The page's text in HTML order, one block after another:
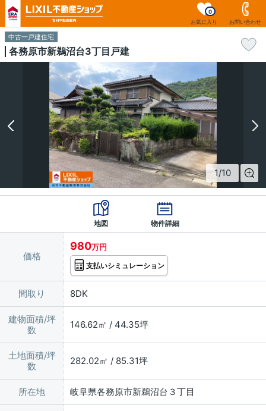
お気に入り
0
お問い合わせ
中古一戸建住宅
各務原市新鵜沼台3丁目戸建
1/10
地図 物件詳細
価格
980万円
支払いシミュレーション
間取り 8DK
建物面積/坪
数
146.62㎡ / 44.35坪
土地面積/坪
数
282.02㎡ / 85.31坪
所在地 岐阜県各務原市新鵜沼台３丁目